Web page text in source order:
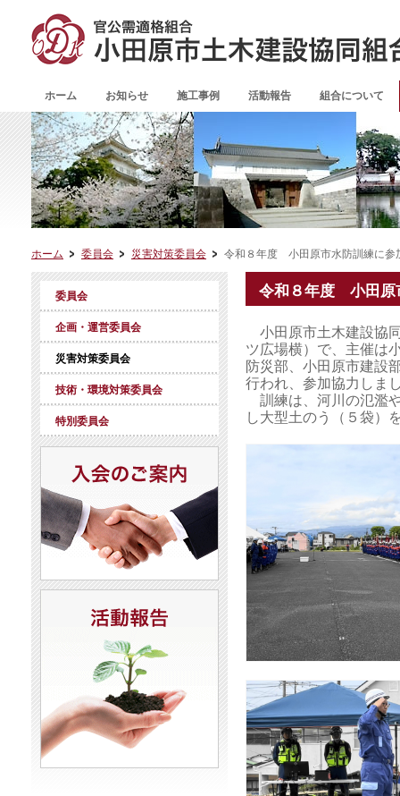
ホーム お知らせ 施工事例 活動報告 組合について
ホーム 委員会 災害対策委員会 令和８年度 小田原市水防訓練に参
令和８年度 小田原
小田原市土木建設協
ツ広場横）で、主催は
防災部、小田原市建設
行われ、参加協力しま
訓練は、河川の氾濫
し大型土のう（５袋）
委員会
企画・運営委員会
災害対策委員会
技術・環境対策委員会
特別委員会